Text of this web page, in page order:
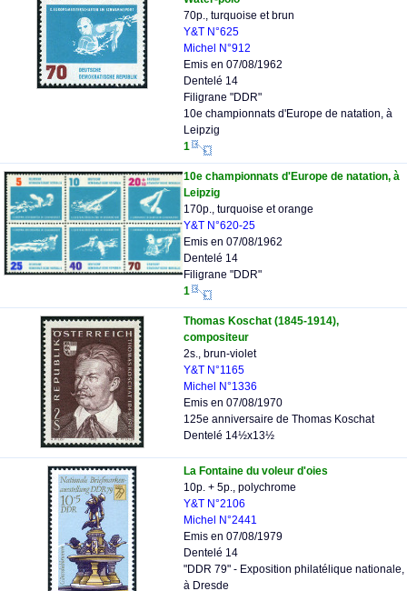
70p., turquoise et brun
Y&T N°625
Michel N°912
Emis en 07/08/1962
Dentelé 14
Filigrane "DDR"
10e championnats d'Europe de natation, à
Leipzig
1
10e championnats d'Europe de natation, à
Leipzig
170p., turquoise et orange
Y&T N°620-25
Emis en 07/08/1962
Dentelé 14
Filigrane "DDR"
1
Thomas Koschat (1845-1914),
compositeur
2s., brun-violet
Y&T N°1165
Michel N°1336
Emis en 07/08/1970
125e anniversaire de Thomas Koschat
Dentelé 14½x13½
La Fontaine du voleur d'oies
10p. + 5p., polychrome
Y&T N°2106
Michel N°2441
Emis en 07/08/1979
Dentelé 14
"DDR 79" - Exposition philatélique nationale,
à Dresde